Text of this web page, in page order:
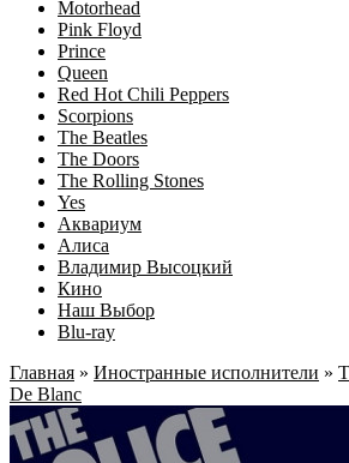
Motorhead
Pink Floyd
Prince
Queen
Red Hot Chili Peppers
Scorpions
The Beatles
The Doors
The Rolling Stones
Yes
Аквариум
Алиса
Владимир Высоцкий
Кино
Наш Выбор
Blu-ray
Главная » Иностранные исполнители »
De Blanc